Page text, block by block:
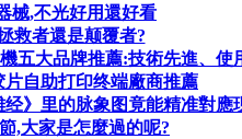
械,不光好用還好看
救者還是颠覆者?
五大品牌推薦:技術先進、使
自助打印终端廠商推薦
》里的脉象图竟能精准對應
,大家是怎麼過的呢?